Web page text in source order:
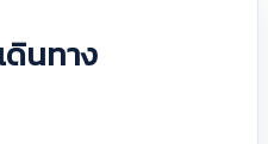
ดินทาง